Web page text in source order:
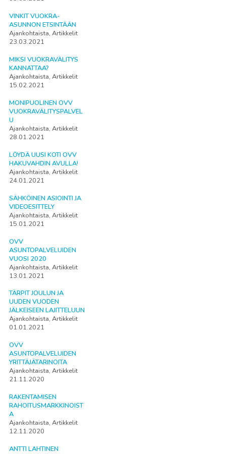
VINKIT VUOKRA-
ASUNNON ETSINTÄÄN
Ajankohtaista, Artikkelit
23.03.2021
MIKSI VUOKRAVÄLITYS
KANNATTAA?
Ajankohtaista, Artikkelit
15.02.2021
MONIPUOLINEN OVV
VUOKRAVÄLITYSPALVEL
U
Ajankohtaista, Artikkelit
28.01.2021
LÖYDÄ UUSI KOTI OVV
HAKUVAHDIN AVULLA!
Ajankohtaista, Artikkelit
24.01.2021
SÄHKÖINEN ASIOINTI JA
VIDEOESITTELY
Ajankohtaista, Artikkelit
15.01.2021
OVV
ASUNTOPALVELUIDEN
VUOSI 2020
Ajankohtaista, Artikkelit
13.01.2021
TÄRPIT JOULUN JA
UUDEN VUODEN
JÄLKEISEEN LAJITTELUUN
Ajankohtaista, Artikkelit
01.01.2021
OVV
ASUNTOPALVELUIDEN
YRITTÄJÄTARINOITA
Ajankohtaista, Artikkelit
21.11.2020
RAKENTAMISEN
RAHOITUSMARKKINOIST
A
Ajankohtaista, Artikkelit
12.11.2020
ANTTI LAHTINEN